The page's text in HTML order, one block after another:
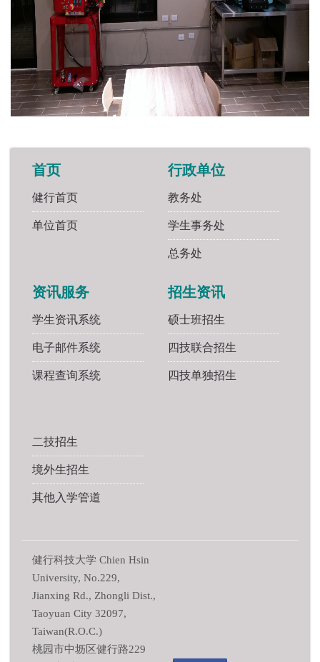
首页
健行首页
单位首页
行政单位
教务处
学生事务处
总务处
资讯服务
学生资讯系统
电子邮件系统
课程查询系统
招生资讯
硕士班招生
四技联合招生
四技单独招生
二技招生
境外生招生
其他入学管道
健行科技大学 Chien Hsin
University, No.229,
Jianxing Rd., Zhongli Dist.,
Taoyuan City 32097,
Taiwan(R.O.C.)
桃园市中坜区健行路229